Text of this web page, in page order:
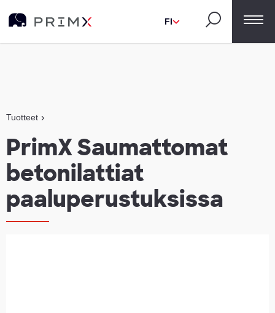
FI
Tuotteet ›
PrimX Saumattomat
betonilattiat
paaluperustuksissa